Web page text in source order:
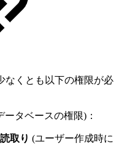
なくとも以下の権限が必
ータベースの権限)：
取り (ユーザー作成時に